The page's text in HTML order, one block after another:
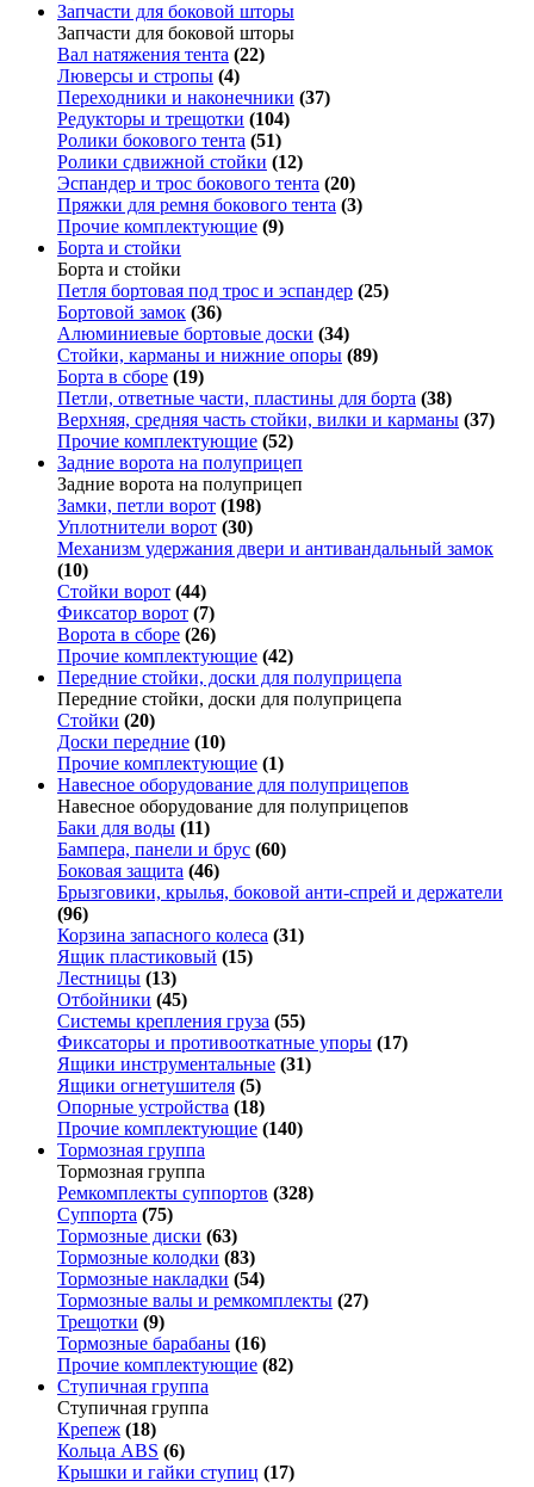
Запчасти для боковой шторы
Запчасти для боковой шторы
Вал натяжения тента (22)
Люверсы и стропы (4)
Переходники и наконечники (37)
Редукторы и трещотки (104)
Ролики бокового тента (51)
Ролики сдвижной стойки (12)
Эспандер и трос бокового тента (20)
Пряжки для ремня бокового тента (3)
Прочие комплектующие (9)
Борта и стойки
Борта и стойки
Петля бортовая под трос и эспандер (25)
Бортовой замок (36)
Алюминиевые бортовые доски (34)
Стойки, карманы и нижние опоры (89)
Борта в сборе (19)
Петли, ответные части, пластины для борта (38)
Верхняя, средняя часть стойки, вилки и карманы (37)
Прочие комплектующие (52)
Задние ворота на полуприцеп
Задние ворота на полуприцеп
Замки, петли ворот (198)
Уплотнители ворот (30)
Механизм удержания двери и антивандальный замок
(10)
Стойки ворот (44)
Фиксатор ворот (7)
Ворота в сборе (26)
Прочие комплектующие (42)
Передние стойки, доски для полуприцепа
Передние стойки, доски для полуприцепа
Стойки (20)
Доски передние (10)
Прочие комплектующие (1)
Навесное оборудование для полуприцепов
Навесное оборудование для полуприцепов
Баки для воды (11)
Бампера, панели и брус (60)
Боковая защита (46)
Брызговики, крылья, боковой анти-спрей и держатели
(96)
Корзина запасного колеса (31)
Ящик пластиковый (15)
Лестницы (13)
Отбойники (45)
Системы крепления груза (55)
Фиксаторы и противооткатные упоры (17)
Ящики инструментальные (31)
Ящики огнетушителя (5)
Опорные устройства (18)
Прочие комплектующие (140)
Тормозная группа
Тормозная группа
Ремкомплекты суппортов (328)
Суппорта (75)
Тормозные диски (63)
Тормозные колодки (83)
Тормозные накладки (54)
Тормозные валы и ремкомплекты (27)
Трещотки (9)
Тормозные барабаны (16)
Прочие комплектующие (82)
Ступичная группа
Ступичная группа
Крепеж (18)
Кольца ABS (6)
Крышки и гайки ступиц (17)